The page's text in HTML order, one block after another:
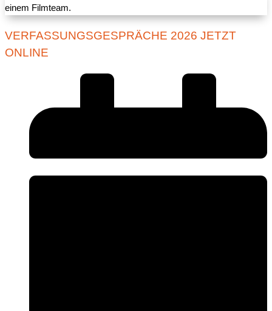
VERFASSUNGSGESPRÄCHE 2026 JETZT
ONLINE